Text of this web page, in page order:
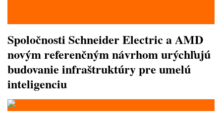
Spoločnosti Schneider Electric a AMD
novým referenčným návrhom urýchľujú
budovanie infraštruktúry pre umelú
inteligenciu